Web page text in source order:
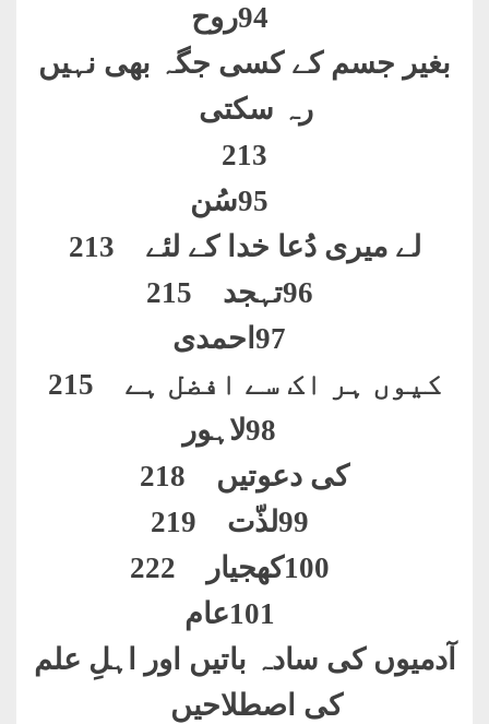
94روح
بغیر جسم کے کسی جگہ بھی نہیں
رہ سکتی
213
95سُن
لے میری دُعا خدا کے لئے 213
96تہجد 215
97 احمدی
کیوں ہر اک سے افضل ہے 215
98لاہور
کی دعوتیں 218
99لذّت 219
100کھجیار 222
101عام
آدمیوں کی سادہ باتیں اور اہلِ علم
کی اصطلاحیں